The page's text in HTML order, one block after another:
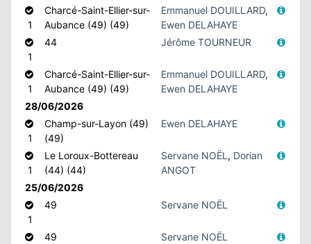
1
Charcé-Saint-Ellier-sur-
Aubance (49) (49)
Emmanuel DOUILLARD,
Ewen DELAHAYE
1
44 Jérôme TOURNEUR
1
Charcé-Saint-Ellier-sur-
Aubance (49) (49)
Emmanuel DOUILLARD,
Ewen DELAHAYE
28/06/2026
1
Champ-sur-Layon (49)
(49)
Ewen DELAHAYE
1
Le Loroux-Bottereau
(44) (44)
Servane NOËL , Dorian
ANGOT
25/06/2026
1
49 Servane NOËL
49 Servane NOËL